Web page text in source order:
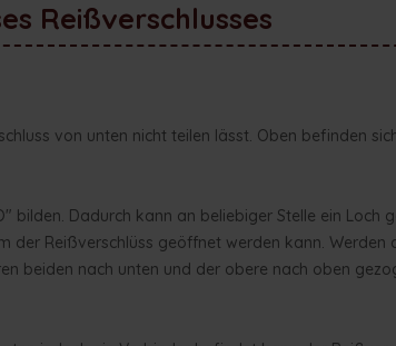
Reißverschlusses
von unten nicht teilen lässt. Oben befinden
bilden. Dadurch kann an beliebiger Stelle ein Loch
Reißverschlüss geöffnet werden kann. Werden
beiden nach unten und der obere nach oben